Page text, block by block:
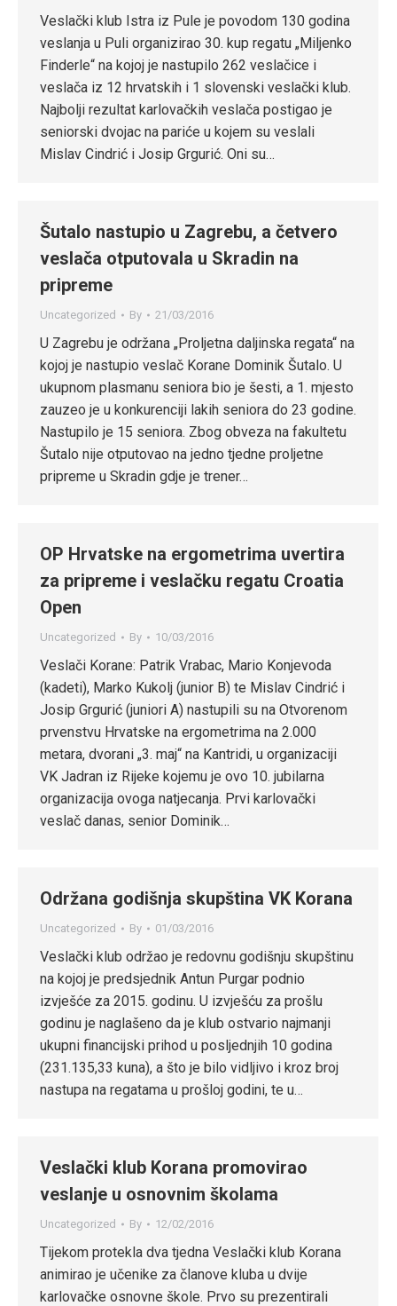
Veslački klub Istra iz Pule je povodom 130 godina
veslanja u Puli organizirao 30. kup regatu „Miljenko
Finderle“ na kojoj je nastupilo 262 veslačice i
veslača iz 12 hrvatskih i 1 slovenski veslački klub.
Najbolji rezultat karlovačkih veslača postigao je
seniorski dvojac na pariće u kojem su veslali
Mislav Cindrić i Josip Grgurić. Oni su…
Šutalo nastupio u Zagrebu, a četvero
veslača otputovala u Skradin na
pripreme
Uncategorized By 21/03/2016
U Zagrebu je održana „Proljetna daljinska regata“ na
kojoj je nastupio veslač Korane Dominik Šutalo. U
ukupnom plasmanu seniora bio je šesti, a 1. mjesto
zauzeo je u konkurenciji lakih seniora do 23 godine.
Nastupilo je 15 seniora. Zbog obveza na fakultetu
Šutalo nije otputovao na jedno tjedne proljetne
pripreme u Skradin gdje je trener…
OP Hrvatske na ergometrima uvertira
za pripreme i veslačku regatu Croatia
Open
Uncategorized By 10/03/2016
Veslači Korane: Patrik Vrabac, Mario Konjevoda
(kadeti), Marko Kukolj (junior B) te Mislav Cindrić i
Josip Grgurić (juniori A) nastupili su na Otvorenom
prvenstvu Hrvatske na ergometrima na 2.000
metara, dvorani „3. maj“ na Kantridi, u organizaciji
VK Jadran iz Rijeke kojemu je ovo 10. jubilarna
organizacija ovoga natjecanja. Prvi karlovački
veslač danas, senior Dominik…
Održana godišnja skupština VK Korana
Uncategorized By 01/03/2016
Veslački klub održao je redovnu godišnju skupštinu
na kojoj je predsjednik Antun Purgar podnio
izvješće za 2015. godinu. U izvješću za prošlu
godinu je naglašeno da je klub ostvario najmanji
ukupni financijski prihod u posljednjih 10 godina
(231.135,33 kuna), a što je bilo vidljivo i kroz broj
nastupa na regatama u prošloj godini, te u…
Veslački klub Korana promovirao
veslanje u osnovnim školama
Uncategorized By 12/02/2016
Tijekom protekla dva tjedna Veslački klub Korana
animirao je učenike za članove kluba u dvije
karlovačke osnovne škole. Prvo su prezentirali